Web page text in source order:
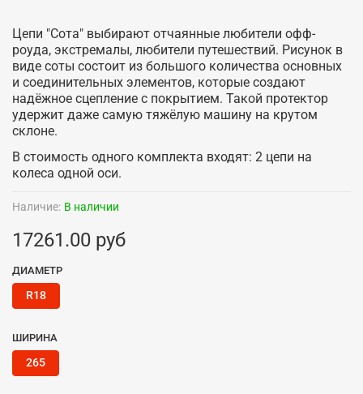
Наличие: В наличии
17261.00 руб
ДИАМЕТР
R18
ШИРИНА
265
Цепи "Сота" выбирают отчаянные любители офф-
роуда, экстремалы, любители путешествий. Рисунок в
виде соты состоит из большого количества основных
и соединительных элементов, которые создают
надёжное сцепление с покрытием. Такой протектор
удержит даже самую тяжёлую машину на крутом
склоне.
В стоимость одного комплекта входят: 2 цепи на
колеса одной оси.